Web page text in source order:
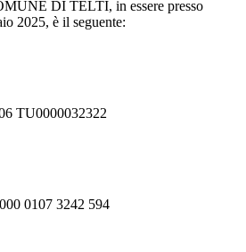
DI TELTI, in essere presso
2025, è il seguente:
TU0000032322
0107 3242 594